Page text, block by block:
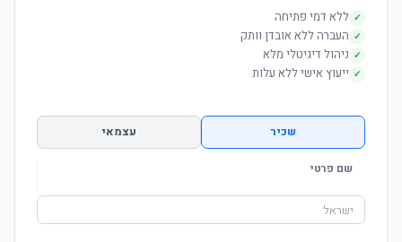
✓ ללא דמי פתיחה
✓ העברה ללא אובדן וותק
✓ ניהול דיגיטלי מלא
✓ ייעוץ אישי ללא עלות
שכיר עצמאי
שם פרטי